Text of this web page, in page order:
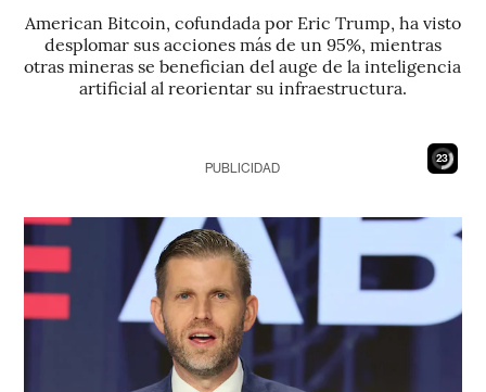
American Bitcoin, cofundada por Eric Trump, ha visto
desplomar sus acciones más de un 95%, mientras
otras mineras se benefician del auge de la inteligencia
artificial al reorientar su infraestructura.
21
PUBLICIDAD